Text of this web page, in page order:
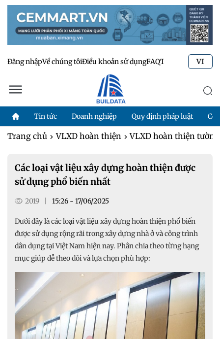
Đăng nhậpVề chúng tôiĐiều khoản sử dụngFAQTư vấn kỹ thuật
VI
Tin tức Doanh nghiệp Quy định pháp luật
Trang chủ VLXD hoàn thiện VLXD hoàn thiện
Các loại vật liệu xây dựng hoàn thiện được
sử dụng phổ biến nhất
2019 15:26 - 17/06/2025
Dưới đây là các loại vật liệu xây dựng hoàn thiện phổ biến
được sử dụng rộng rãi trong xây dựng nhà ở và công trình
dân dụng tại Việt Nam hiện nay. Phân chia theo từng hạng
mục giúp dễ theo dõi và lựa chọn phù hợp: